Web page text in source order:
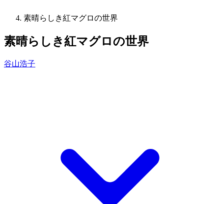
素晴らしき紅マグロの世界
素晴らしき紅マグロの世界
谷山浩子